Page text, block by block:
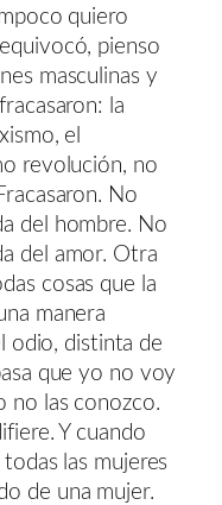
quiero
pienso
masculinas y
la
el
revolución, no
No
del hombre. No
del amor. Otra
cosas que la
manera
odio, distinta de
que yo no voy
no las conozco.
Y cuando
las mujeres
de una mujer.